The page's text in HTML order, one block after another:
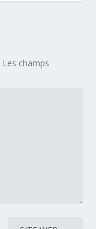
Les champs